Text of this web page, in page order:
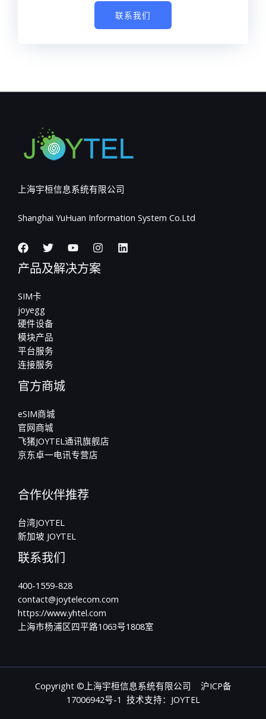
联系我们
上海宇桓信息系统有限公司
Shanghai YuHuan Information System Co.Ltd
产品及解决方案
SIM卡
joyegg
硬件设备
模块产品
平台服务
连接服务
官方商城
eSIM商城
官网商城
飞猪JOYTEL通讯旗舰店
京东卓一电讯专营店
合作伙伴推荐
台湾JOYTEL
新加坡 JOYTEL
联系我们
400-1559-828
contact@joytelecom.com
https://www.yhtel.com
上海市杨浦区四平路1063号1808室
Copyright ©上海宇桓信息系统有限公司 沪ICP备
17006942号-1 技术支持：JOYTEL